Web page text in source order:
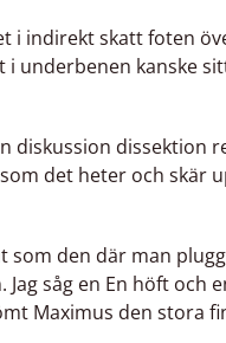
i indirekt skatt foten
underbenen kanske
diskussion dissektion
det heter och skär
den där man
såg en En höft
Maximus den stora